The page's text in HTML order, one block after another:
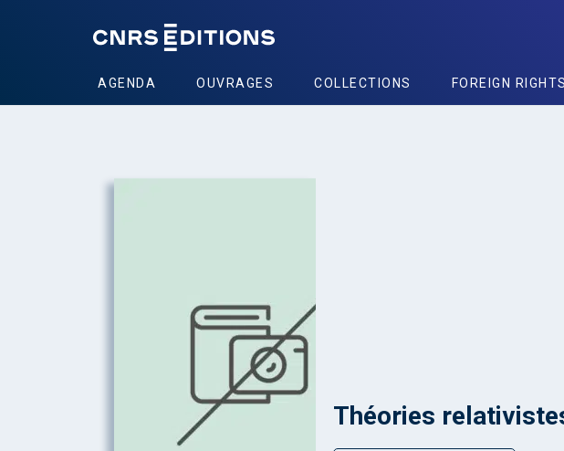
AGENDA OUVRAGES COLLECTIONS FOREIGN RIGHTS
Théories